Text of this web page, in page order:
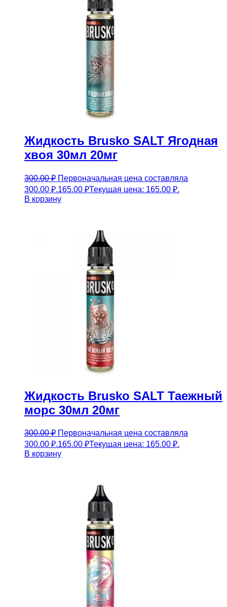
Жидкость Brusko SALT Ягодная
хвоя 30мл 20мг
300.00₽ Первоначальная цена составляла
300.00 ₽.165.00 ₽Текущая цена: 165.00 ₽.
В корзину
Жидкость Brusko SALT Таежный
морс 30мл 20мг
300.00₽ Первоначальная цена составляла
300.00 ₽.165.00 ₽Текущая цена: 165.00 ₽.
В корзину